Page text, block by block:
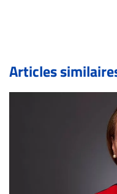
de validation, un droit
Bien à vous,
La Rédaction de Droit-
Articles